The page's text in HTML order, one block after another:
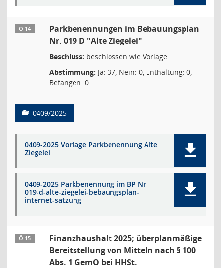
Ö 14
Parkbenennungen im Bebauungsplan
Nr. 019 D "Alte Ziegelei"
Beschluss: beschlossen wie Vorlage
Abstimmung: Ja: 37, Nein: 0, Enthaltung: 0,
Befangen: 0
0409/2025
0409-2025 Vorlage Parkbenennung Alte
Ziegelei
0409-2025 Parkbenennung im BP Nr.
019-d-alte-ziegelei-bebaungsplan-
internet-satzung
Ö 15
Finanzhaushalt 2025; überplanmäßige
Bereitstellung von Mitteln nach § 100
Abs. 1 GemO bei HHSt.